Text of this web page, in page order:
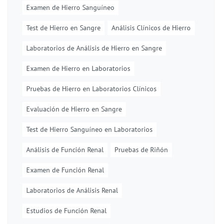
Examen de Hierro Sanguíneo
Test de Hierro en Sangre Análisis Clínicos de Hierro
Laboratorios de Análisis de Hierro en Sangre
Examen de Hierro en Laboratorios
Pruebas de Hierro en Laboratorios Clínicos
Evaluación de Hierro en Sangre
Test de Hierro Sanguíneo en Laboratorios
Análisis de Función Renal Pruebas de Riñón
Examen de Función Renal
Laboratorios de Análisis Renal
Estudios de Función Renal